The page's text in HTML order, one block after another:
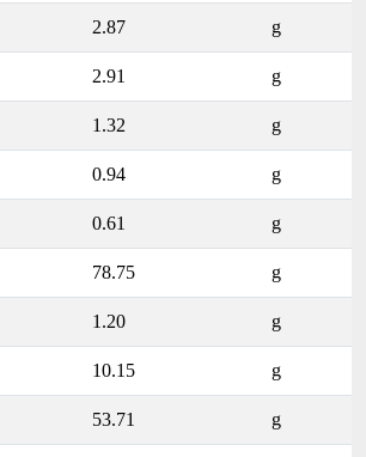
2.87 g
2.91 g
1.32 g
0.94 g
0.61 g
78.75 g
1.20 g
10.15 g
53.71 g